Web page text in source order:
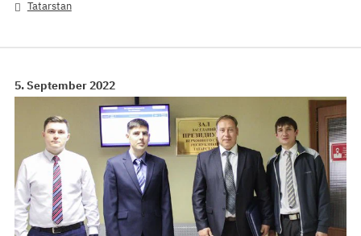
Tatarstan
5. September 2022